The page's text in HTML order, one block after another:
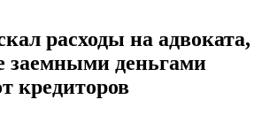
расходы на адвоката,
заемными деньгами
кредиторов